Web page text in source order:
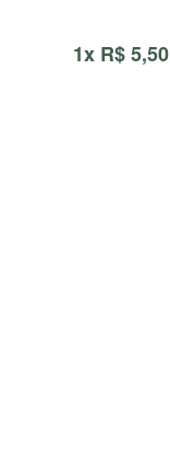
1x R$ 5,50